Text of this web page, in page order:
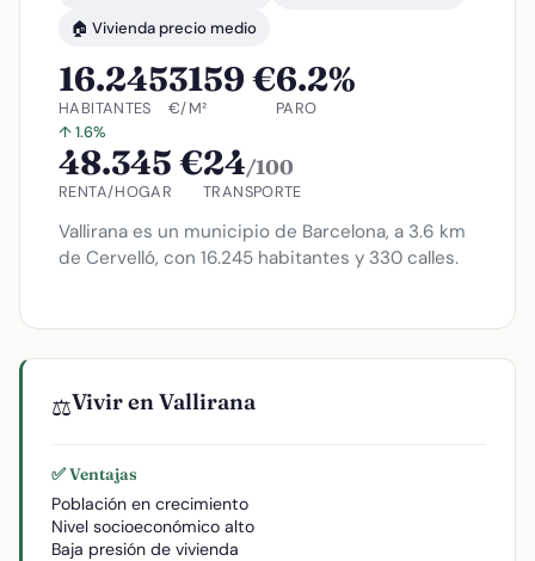
🏠 Vivienda precio medio
16.245
HABITANTES
↑ 1.6%
3159 €
€/M²
6.2%
PARO
48.345 €
RENTA/HOGAR
24/100
TRANSPORTE
Vallirana es un municipio de Barcelona, a 3.6 km
de Cervelló, con 16.245 habitantes y 330 calles.
⚖️Vivir en Vallirana
✅ Ventajas
Población en crecimiento
Nivel socioeconómico alto
Baja presión de vivienda